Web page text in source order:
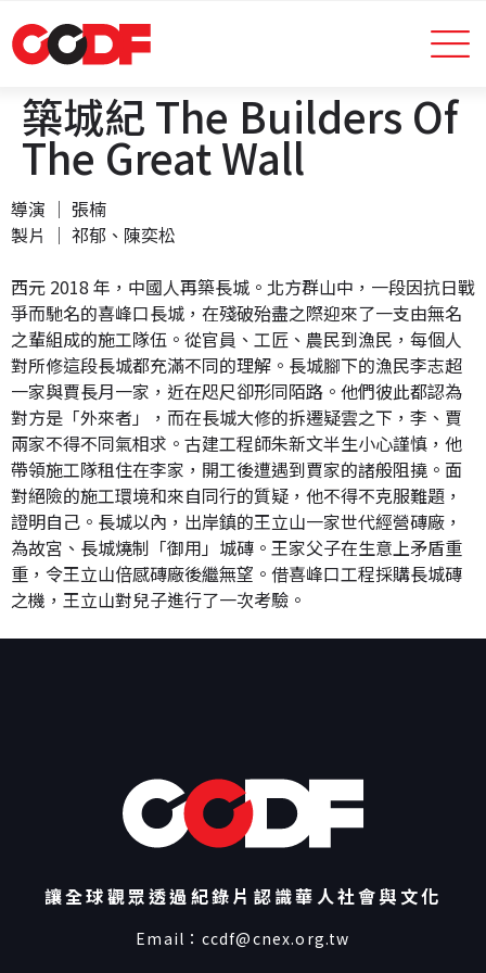
築城紀 The Builders Of
The Great Wall
導演 │ 張楠
製片 │ 祁郁、陳奕松
西元 2018 年，中國人再築長城。北方群山中，一段因抗日戰
爭而馳名的喜峰口長城，在殘破殆盡之際迎來了一支由無名
之輩組成的施工隊伍。從官員、工匠、農民到漁民，每個人
對所修這段長城都充滿不同的理解。長城腳下的漁民李志超
一家與賈長月一家，近在咫尺卻形同陌路。他們彼此都認為
對方是「外來者」，而在長城大修的拆遷疑雲之下，李、賈
兩家不得不同氣相求。古建工程師朱新文半生小心謹慎，他
帶領施工隊租住在李家，開工後遭遇到賈家的諸般阻撓。面
對絕險的施工環境和來自同行的質疑，他不得不克服難題，
證明自己。長城以內，出岸鎮的王立山一家世代經營磚廠，
為故宮、長城燒制「御用」城磚。王家父子在生意上矛盾重
重，令王立山倍感磚廠後繼無望。借喜峰口工程採購長城磚
之機，王立山對兒子進行了一次考驗。
讓全球觀眾透過紀錄片認識華人社會與文化
Email： ccdf@cnex.org.tw